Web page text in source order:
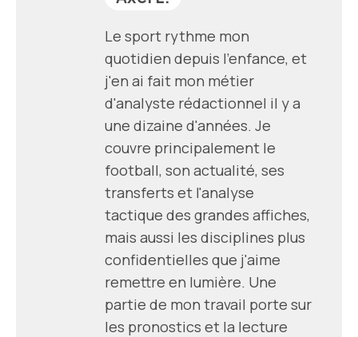
Le sport rythme mon
quotidien depuis l'enfance, et
j'en ai fait mon métier
d'analyste rédactionnel il y a
une dizaine d'années. Je
couvre principalement le
football, son actualité, ses
transferts et l'analyse
tactique des grandes affiches,
mais aussi les disciplines plus
confidentielles que j'aime
remettre en lumière. Une
partie de mon travail porte sur
les pronostics et la lecture